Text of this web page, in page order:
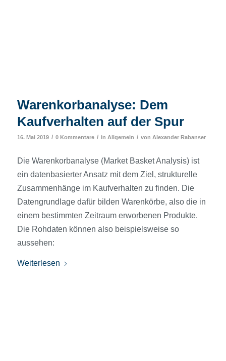
Warenkorbanalyse: Dem
Kaufverhalten auf der Spur
16. Mai 2019 / 0 Kommentare / in Allgemein / von Alexander Rabanser
Die Warenkorbanalyse (Market Basket Analysis) ist
ein datenbasierter Ansatz mit dem Ziel, strukturelle
Zusammenhänge im Kaufverhalten zu finden. Die
Datengrundlage dafür bilden Warenkörbe, also die in
einem bestimmten Zeitraum erworbenen Produkte.
Die Rohdaten können also beispielsweise so
aussehen:
Weiterlesen